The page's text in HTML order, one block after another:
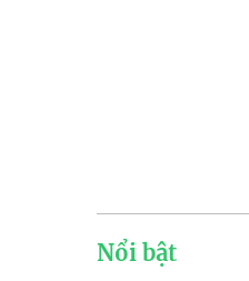
Nổi bật